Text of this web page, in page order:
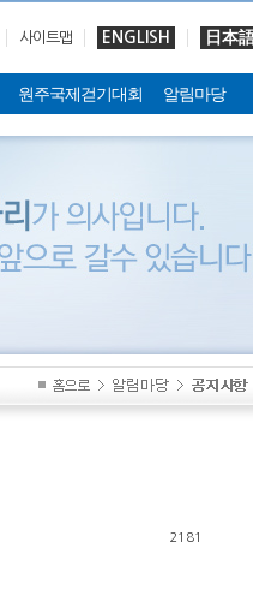
사이트맵 ENGLISH 日本
원주국제걷기대회 알림마당
2181